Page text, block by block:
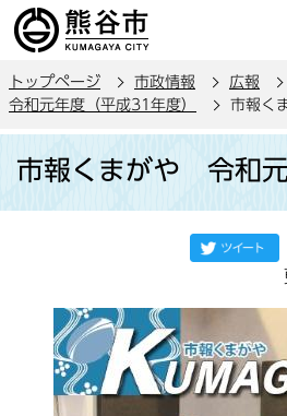
の
ー
トップページ 市政情報 広報
令和元年度（平成31年度）
市報く
市報くまがや 令和